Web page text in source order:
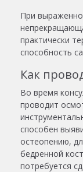
При
практически
способность
Как
Во время
проводит
способен
остеопению,
бедренной
потребуется